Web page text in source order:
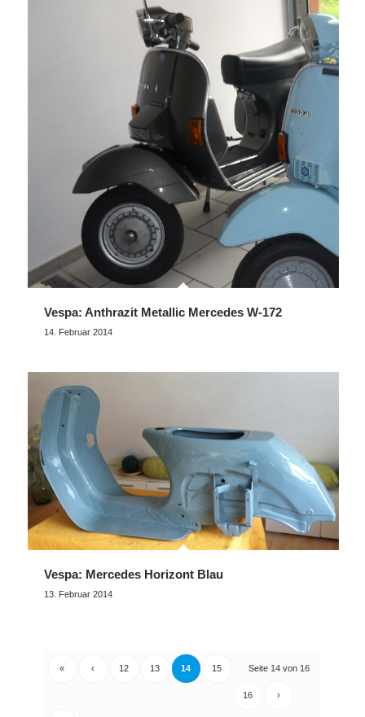
Vespa: Anthrazit Metallic Mercedes W-172
14. Februar 2014
Vespa: Mercedes Horizont Blau
13. Februar 2014
Seite 14 von 16
« ‹ 12 13 14 15
16 ›